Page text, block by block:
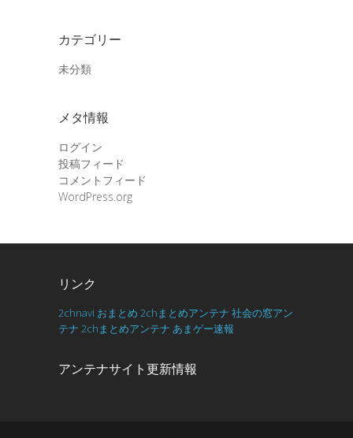
カテゴリー
未分類
メタ情報
ログイン
投稿フィード
コメントフィード
WordPress.org
リンク
2chnavi おまとめ 2chまとめアンテナ 社会の窓アン
テナ 2chまとめアンテナ あまゲー速報
アンテナサイト更新情報